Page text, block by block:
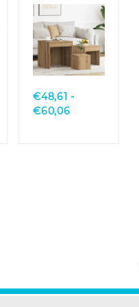
bewerkt
hout
hoogglans
grijsQuick
View
€48,61 -
€60,06Prijsklasse: